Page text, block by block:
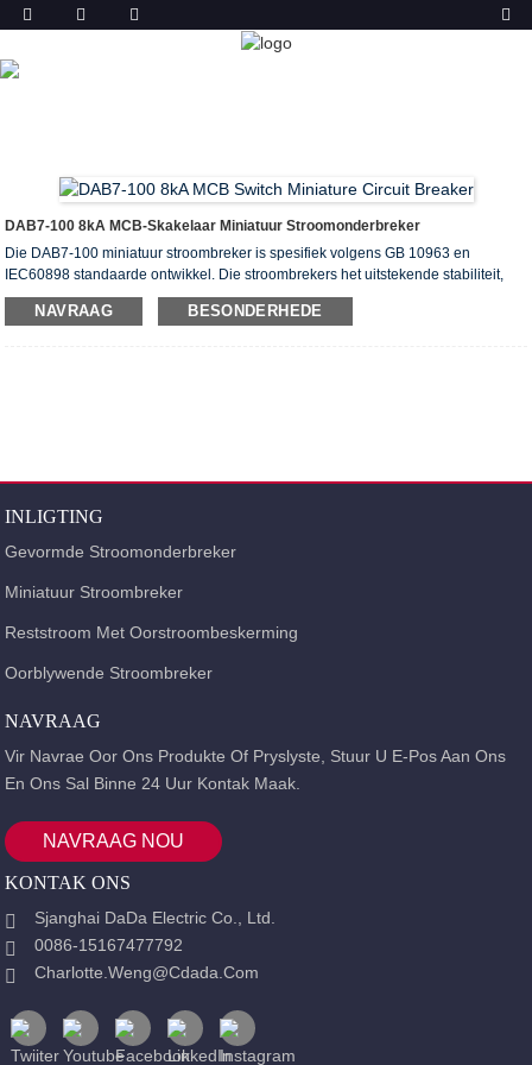
PRODUK
DAB7-100 8kA MCB-Skakelaar Miniatuur Stroomonderbreker
Die DAB7-100 miniatuur stroombreker is spesifiek volgens GB 10963 en
IEC60898 standaarde ontwikkel. Die stroombrekers het uitstekende stabiliteit,
kortsluiting, oorbelasting, kort openingstyd en hoë breekvermoë-indeks, alles in
een miniatuur-ontwerp.
NAVRAAG BESONDERHEDE
INLIGTING
Gevormde Stroomonderbreker
Miniatuur Stroombreker
Reststroom Met Oorstroombeskerming
Oorblywende Stroombreker
NAVRAAG
Vir Navrae Oor Ons Produkte Of Pryslyste, Stuur U E-Pos Aan Ons
En Ons Sal Binne 24 Uur Kontak Maak.
NAVRAAG NOU
KONTAK ONS
Sjanghai DaDa Electric Co., Ltd.
0086-15167477792
Charlotte.weng@cdada.com